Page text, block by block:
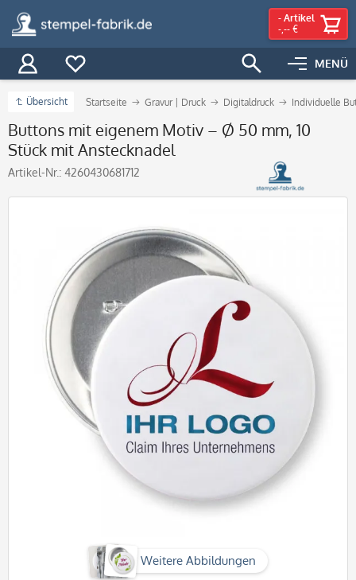
MENÜ
- Artikel
-,-- €
Übersicht Startseite Gravur | Druck Digitaldruck Individuelle
Buttons mit eigenem Motiv – Ø 50 mm, 10
Stück mit Anstecknadel
Artikel-Nr.: 4260430681712
Weitere Abbildungen